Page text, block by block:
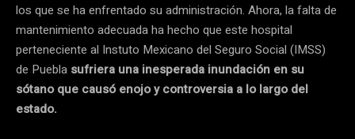
los que se ha enfrentado su administración. Ahora, la falta de
mantenimiento adecuada ha hecho que este hospital
perteneciente al Instuto Mexicano del Seguro Social (IMSS)
de Puebla sufriera una inesperada inundación en su
sótano que causó enojo y controversia a lo largo del
estado.